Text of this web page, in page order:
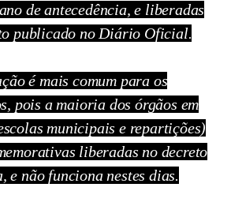
de antecedência, e liberadas
publicado no Diário Oficial.
é mais comum para os
pois a maioria dos órgãos em
municipais e repartições)
liberadas no decreto
e não funciona nestes dias.